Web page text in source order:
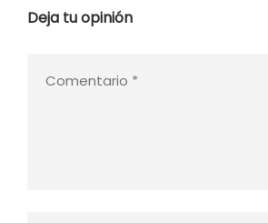
Deja tu opinión